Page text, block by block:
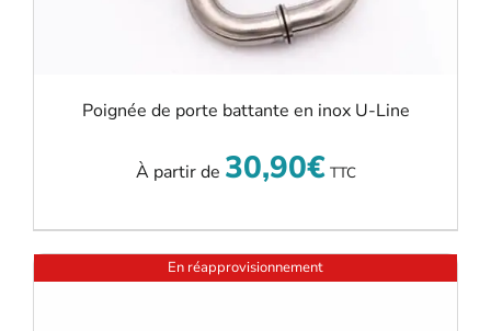
Poignée de porte battante en inox U-Line
À partir de 30,90€ TTC
En réapprovisionnement